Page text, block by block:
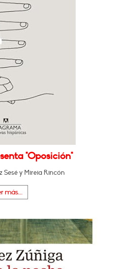
"Oposición"
Sesé y Mireia Rincón
más...